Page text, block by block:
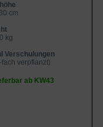
cm
kg
Verschulungen
fach verpflanzt)
ab KW43